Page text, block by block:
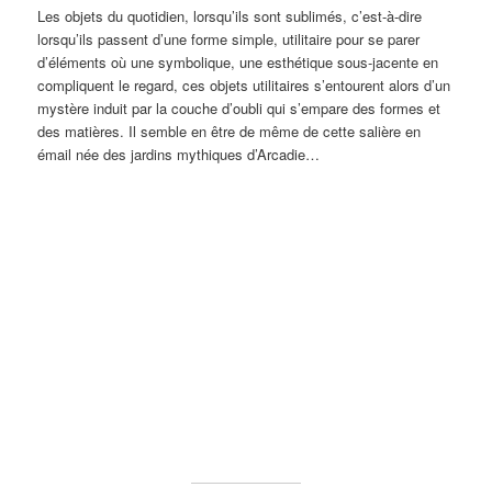
Les objets du quotidien, lorsqu’ils sont sublimés, c’est-à-dire
lorsqu’ils passent d’une forme simple, utilitaire pour se parer
d’éléments où une symbolique, une esthétique sous-jacente en
compliquent le regard, ces objets utilitaires s’entourent alors d’un
mystère induit par la couche d’oubli qui s’empare des formes et
des matières. Il semble en être de même de cette salière en
émail née des jardins mythiques d’Arcadie…